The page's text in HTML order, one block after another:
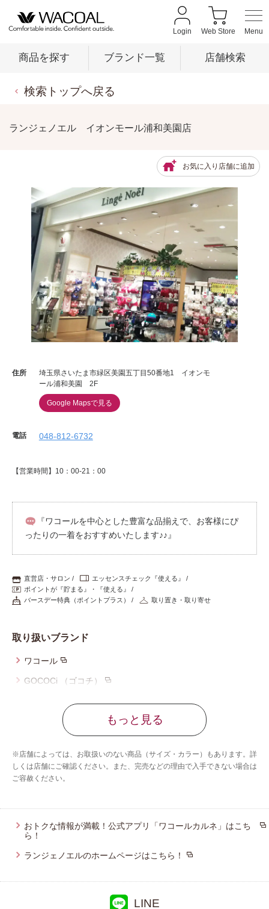
Login Web Store
商品を探す ブランド一覧 店舗検索
店舗検索
新着情報
重要なお知らせ
お知らせ
公式アプリ
ニュース＆トピックス
SNSアカウント一覧
メールニュース登録
お問い合わせ
検索トップへ戻る
ランジェノエル イオンモール浦和美園店
お気に入り店舗に追加
住所
埼玉県さいたま市緑区美園五丁目50番地1 イオンモ
ール浦和美園 2F
Google Mapsで見る
電話 048-812-6732
【営業時間】10：00-21：00
『ワコールを中心とした豊富な品揃えで、お客様にぴ
ったりの一着をおすすめいたします♪♪』
直営店・サロン
エッセンスチェック『使える』
ポイントが『貯まる』・『使える』
バースデー特典（ポイントプラス）
取り置き・取り寄せ
取り扱いブランド
ワコール
GOCOCi （ゴコチ）
もっと見る
※店舗によっては、お取扱いのない商品（サイズ・カラー）もあります。詳
しくは店舗にご確認ください。また、完売などの理由で入手できない場合は
ご容赦ください。
おトクな情報が満載！公式アプリ「ワコールカルネ」はこち
ら！
ランジェノエルのホームページはこちら！
LINE